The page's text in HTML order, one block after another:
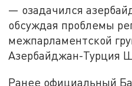
— озадачился
обсуждая проблемы
межпарламентской
Азербайджан-Турция
Ранее официальный